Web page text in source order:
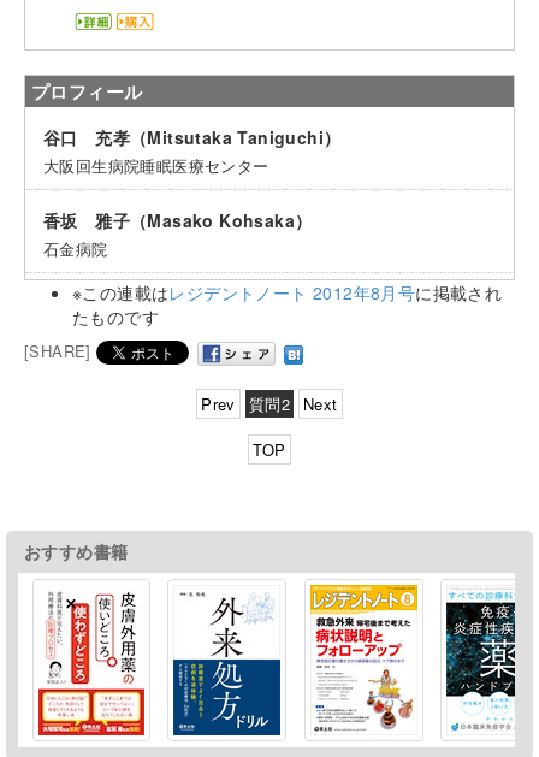
プロフィール
谷口 充孝（Mitsutaka Taniguchi）
大阪回生病院睡眠医療センター
香坂 雅子（Masako Kohsaka）
石金病院
※この連載はレジデントノート 2012年8月号に掲載され
たものです
[SHARE]
Prev 質問2
Next
TOP
おすすめ書籍